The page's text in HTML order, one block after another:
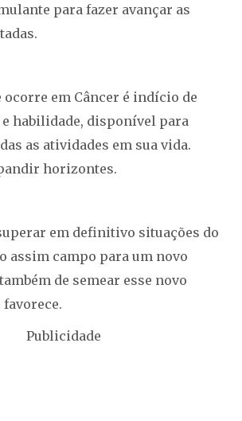
para fazer avançar as
ocorre em Câncer é indício de
habilidade, disponível para
as atividades em sua vida.
horizontes.
em definitivo situações do
assim campo para um novo
de semear esse novo
Publicidade